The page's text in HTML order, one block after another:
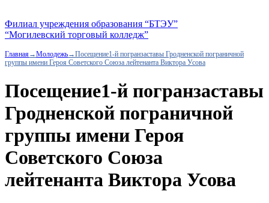
Филиал учреждения образования “БТЭУ”
“Могилевский торговый колледж”
Главная→Молодежь→Посещение1-й погранзаставы Гродненской пограничной
группы имени Героя Советского Союза лейтенанта Виктора Усова
Посещение1-й погранзаставы
Гродненской пограничной
группы имени Героя
Советского Союза
лейтенанта Виктора Усова